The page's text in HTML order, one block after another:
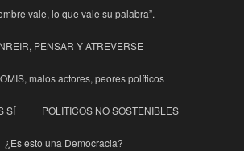
vale, lo que vale su palabra”.
PENSAR Y ATREVERSE
malos actores, peores políticos
SÍ POLITICOS NO SOSTENIBLES
¿Es esto una Democracia?